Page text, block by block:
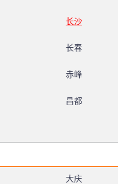
长沙
长春
赤峰
昌都
大庆